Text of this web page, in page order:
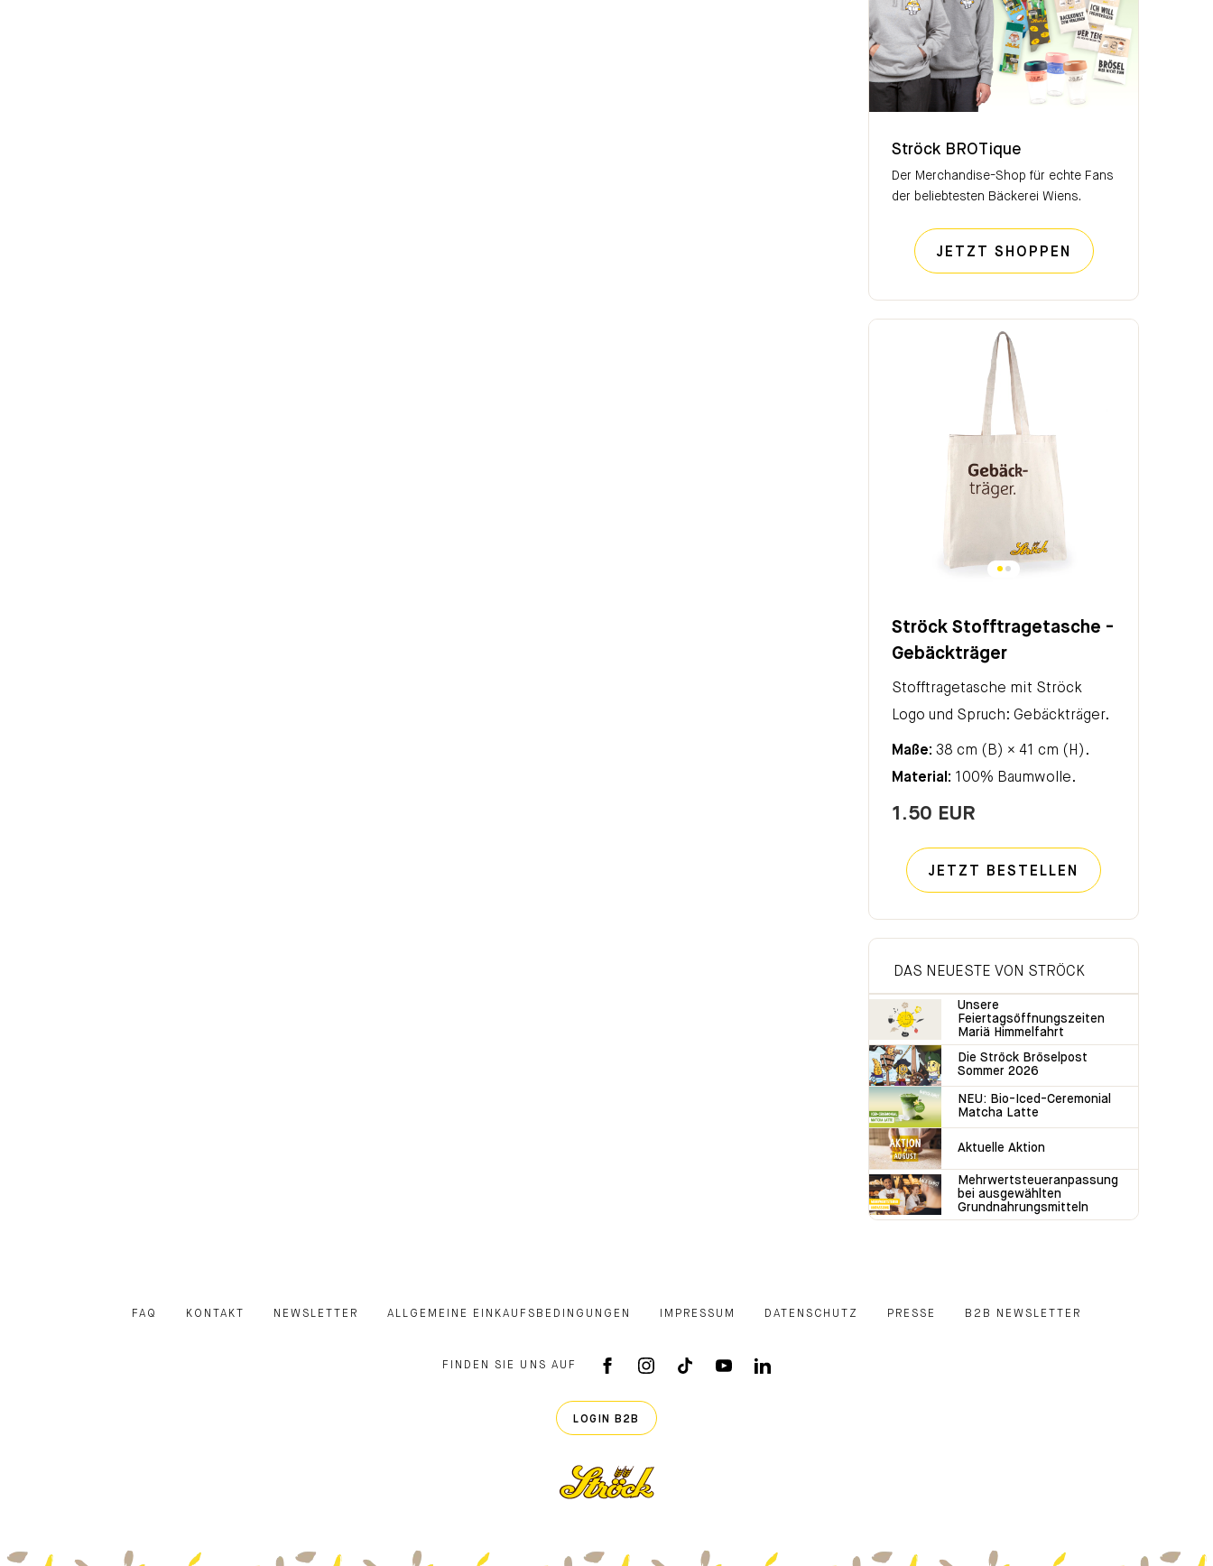
Ströck BROTique
Der Merchandise-Shop für echte Fans
der beliebtesten Bäckerei Wiens.
JETZT SHOPPEN STRÖCK
Ströck Stofftragetasche -
Gebäckträger
Stofftragetasche mit Ströck
Logo und Spruch: Gebäckträger.
Maße: 38 cm (B) × 41 cm (H).
Material: 100% Baumwolle.
1.50 EUR
JETZT BESTELLEN
DAS NEUESTE VON STRÖCK
Unsere
Feiertagsöffnungszeiten
Mariä Himmelfahrt
Die Ströck Bröselpost
Sommer 2026
NEU: Bio-Iced-Ceremonial
Matcha Latte
Aktuelle Aktion
Mehrwertsteueranpassung
bei ausgewählten
Grundnahrungsmitteln
FAQ KONTAKT NEWSLETTER ALLGEMEINE EINKAUFSBEDINGUNGEN IMPRESSUM DATENSCHUTZ PRESSE B2B NEWSLETTER
FINDEN SIE UNS AUF
FACEBOOK APP
INSTAGRAM
TIKTOKYOUTUBE
LINKEDIN
LOGIN B2B